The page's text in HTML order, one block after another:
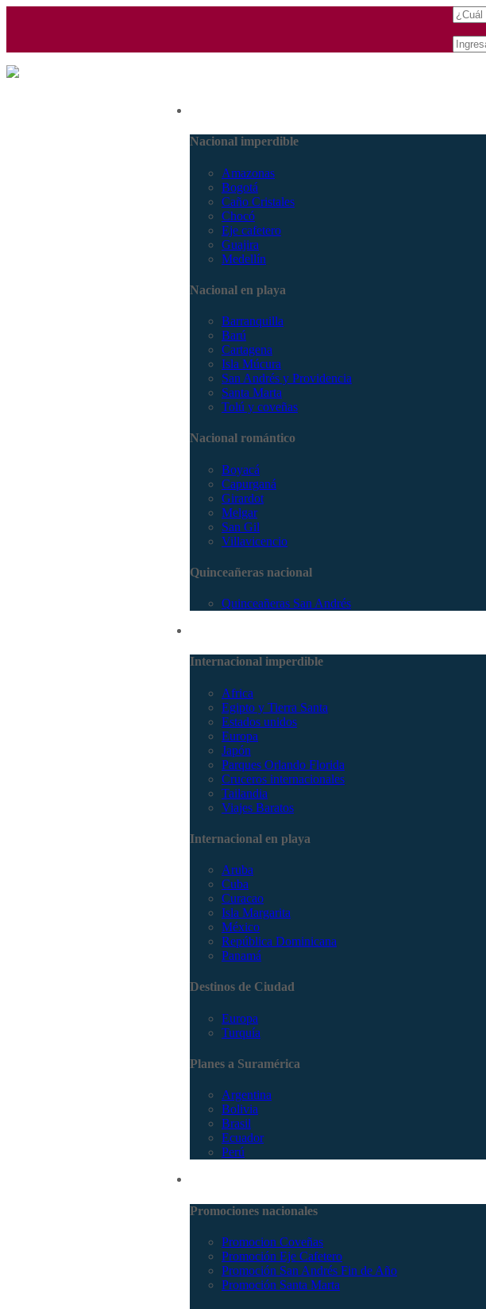
Nacional imperdible
Amazonas
Bogotá
Caño Cristales
Chocó
Eje cafetero
Guajira
Medellín
Nacional en playa
Barranquilla
Barú
Cartagena
Isla Múcura
San Andrés y Providencia
Santa Marta
Tolú y coveñas
Nacional romántico
Boyacá
Capurganá
Girardot
Melgar
San Gil
Villavicencio
Quinceañeras nacional
Quinceañeras San Andrés
Internacional imperdible
Africa
Egipto y Tierra Santa
Estados unidos
Europa
Japón
Parques Orlando Florida
Cruceros internacionales
Tailandia
Viajes Baratos
Internacional en playa
Aruba
Cuba
Curacao
Isla Margarita
México
República Dominicana
Panamá
Destinos de Ciudad
Europa
Turquía
Planes a Suramérica
Argentina
Bolivia
Brasil
Ecuador
Perú
Promociones nacionales
Promocion Coveñas
Promoción Eje Cafetero
Promoción San Andrés Fin de Año
Promoción Santa Marta